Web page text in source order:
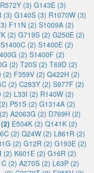
R572Y (3) G143E (3)
(3) G140S (3) R1070W (3)
F11N (2) S1009A (2)
(2) G719S (2) G250E (2)
S1400C (2) S1400E (2)
(2) S1400F (2)
(2) T20S (2) T69D (2)
(2) F359V (2) Q422H (2)
(2) C283Y (2) S977F (2)
(2) L33I (2) R140W (2)
P51S (2) G1314A (2)
A2063G (2) D769H (2)
E504K (2) Q141K (2)
(2) Q24W (2) L861R (2)
(2) G12R (2) G193E (2)
(2) K601E (2) G16R (2)
(2) A270S (2) L63P (2)